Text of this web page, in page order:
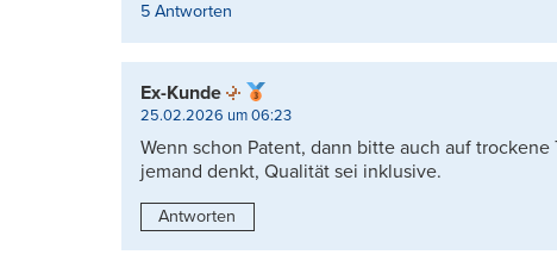
5 Antworten
Ex-Kunde
25.02.2026 um 06:23
Wenn schon Patent, dann bitte auch auf
jemand denkt, Qualität sei inklusive.
Antworten